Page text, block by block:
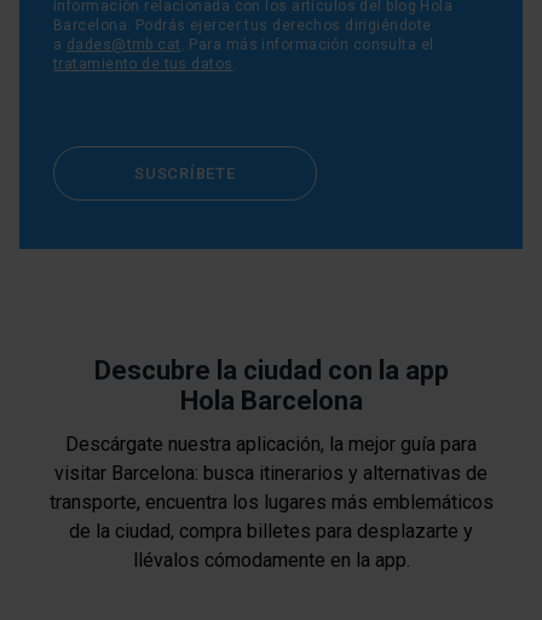
información relacionada con los artículos del blog Hola
Barcelona. Podrás ejercer tus derechos dirigiéndote
a dades@tmb.cat
. Para más información consulta el
tratamiento de tus datos
SUSCRÍBETE
Descubre la ciudad con la app
Hola Barcelona
Descárgate nuestra aplicación, la mejor guía para
visitar Barcelona: busca itinerarios y alternativas de
transporte, encuentra los lugares más emblemáticos
de la ciudad, compra billetes para desplazarte y
llévalos cómodamente en la app.